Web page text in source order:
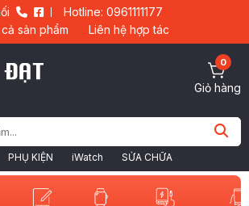
Hotline: 0961111177
sản phẩm
Liên hệ hợp tác
PHỤ KIỆN iWatch SỬA CHỮA
0
Giỏ hàng